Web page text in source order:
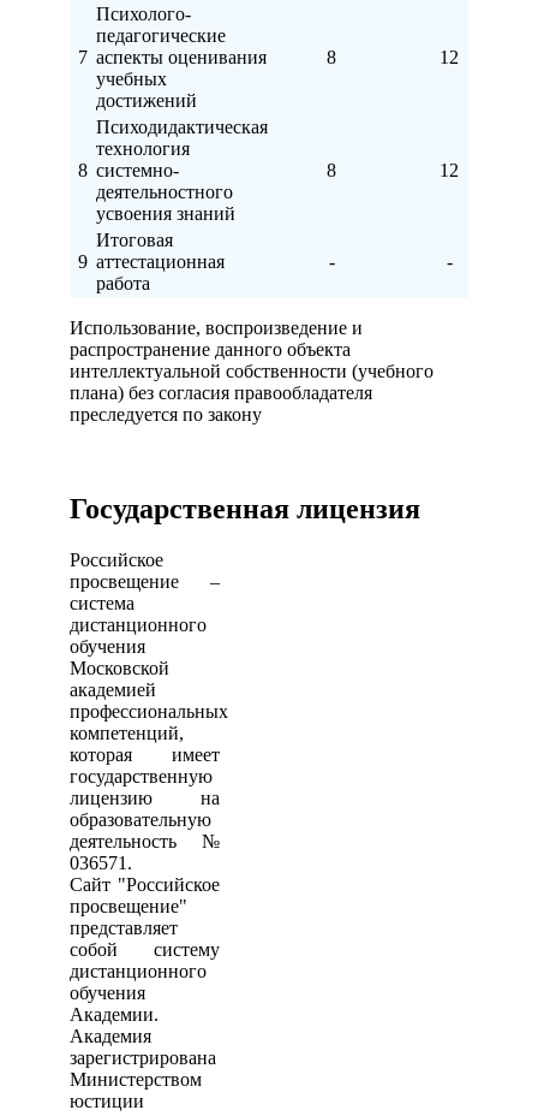
7
Психолого-
педагогические
аспекты оценивания
учебных
достижений
8 12
8
Психодидактическая
технология
системно-
деятельностного
усвоения знаний
8 12
9
Итоговая
аттестационная
работа
- -
Использование, воспроизведение и
распространение данного объекта
интеллектуальной собственности (учебного
плана) без согласия правообладателя
преследуется по закону
Государственная лицензия
Российское
просвещение –
система
дистанционного
обучения
Московской
академией
профессиональных
компетенций,
которая имеет
государственную
лицензию на
образовательную
деятельность №
036571.
Сайт "Российское
просвещение"
представляет
собой систему
дистанционного
обучения
Академии.
Академия
зарегистрирована
Министерством
юстиции